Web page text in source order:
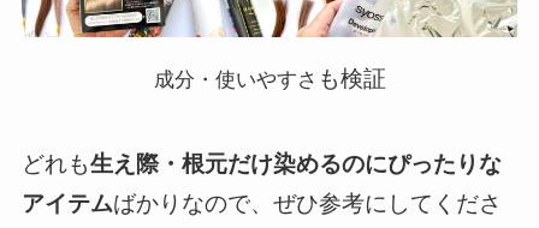
成分・使いやすさ も検証
どれも生え際・根元だけ染めるのにぴったりな
アイテムばかりなので、ぜひ参考にしてくださ